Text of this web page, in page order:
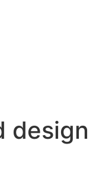
design